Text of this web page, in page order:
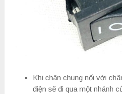
Khi chân chung nối với
điện sẽ đi qua một nhánh